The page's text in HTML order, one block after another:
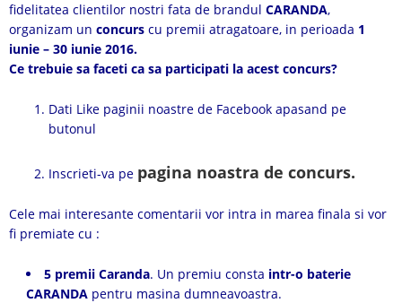
fidelitatea clientilor nostri fata de brandul CARANDA,
organizam un concurs cu premii atragatoare, in perioada 1
iunie – 30 iunie 2016.
Ce trebuie sa faceti ca sa participati la acest concurs?
Dati Like paginii noastre de Facebook apasand pe
butonul
Inscrieti-va pe pagina noastra de concurs.
Cele mai interesante comentarii vor intra in marea finala si vor
fi premiate cu :
5 premii Caranda. Un premiu consta intr-o baterie
CARANDApentru masina dumneavoastra.